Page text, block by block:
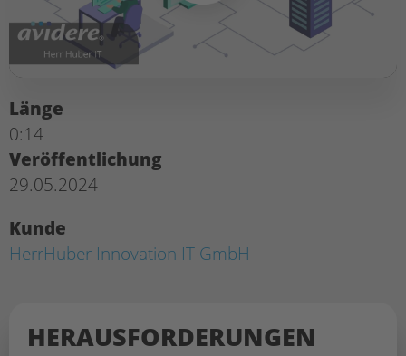
Länge
0:14
Veröffentlichung
29.05.2024
Kunde
HerrHuber Innovation IT GmbH
HERAUS­FORDERUNGEN